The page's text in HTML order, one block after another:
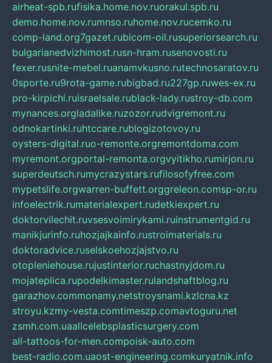
airheat-spb.rufisika.home.nov.ruorakul.spb.ru
demo.home.nov.rumnso.ruhome.nov.rucemko.ru
comp-land.org7gazet.rubicom-oil.rusuperiorsearch.ru
bulgarianedvizhimost.rusn-hram.rusenovosti.ru
fexer.rusnite-mebel.ruanamvkusno.rutechnosaratov.ru
0sporte.ru9rota-game.rubigbad.ru227gp.ruwes-ex.ru
pro-kirpichi.ruisraelsale.rublack-lady.rustroy-db.com
mynances.orgladalike.ruzozor.rudvigremont.ru
odnokartinki.ruhtccare.rublogizotovoy.ru
oysters-digital.ruo-remonte.orgremontdoma.com
myremont.orgportal-remonta.orgvyitikho.rumirjon.ru
superdeutsch.rumycrazystars.rufilosofyfree.com
mypetslife.orgwarren-buffett.orggreleon.comsp-or.ru
infoelectrik.rumaterialexpert.rudetkiexpert.ru
doktorvilechit.ruvsesvoimirykami.ruinstrumentgid.ru
manikjurinfo.ruhozjajkainfo.rustroimaterials.ru
doktoradvice.ruselskoehozjajstvo.ru
otopleniehouse.rujustinterior.ruchastnyjdom.ru
mojateplica.rupodelkimaster.rulandshaftblog.ru
garazhov.commonamy.netstroysnami.kzlcna.kz
stroyu.kzmy-vesta.comtimeszp.comavtoguru.net
zsmh.com.uaallcelebsplasticsurgery.com
all-tattoos-for-men.compoisk-auto.com
best-radio.com.uaost-engineering.comkuryatnik.info